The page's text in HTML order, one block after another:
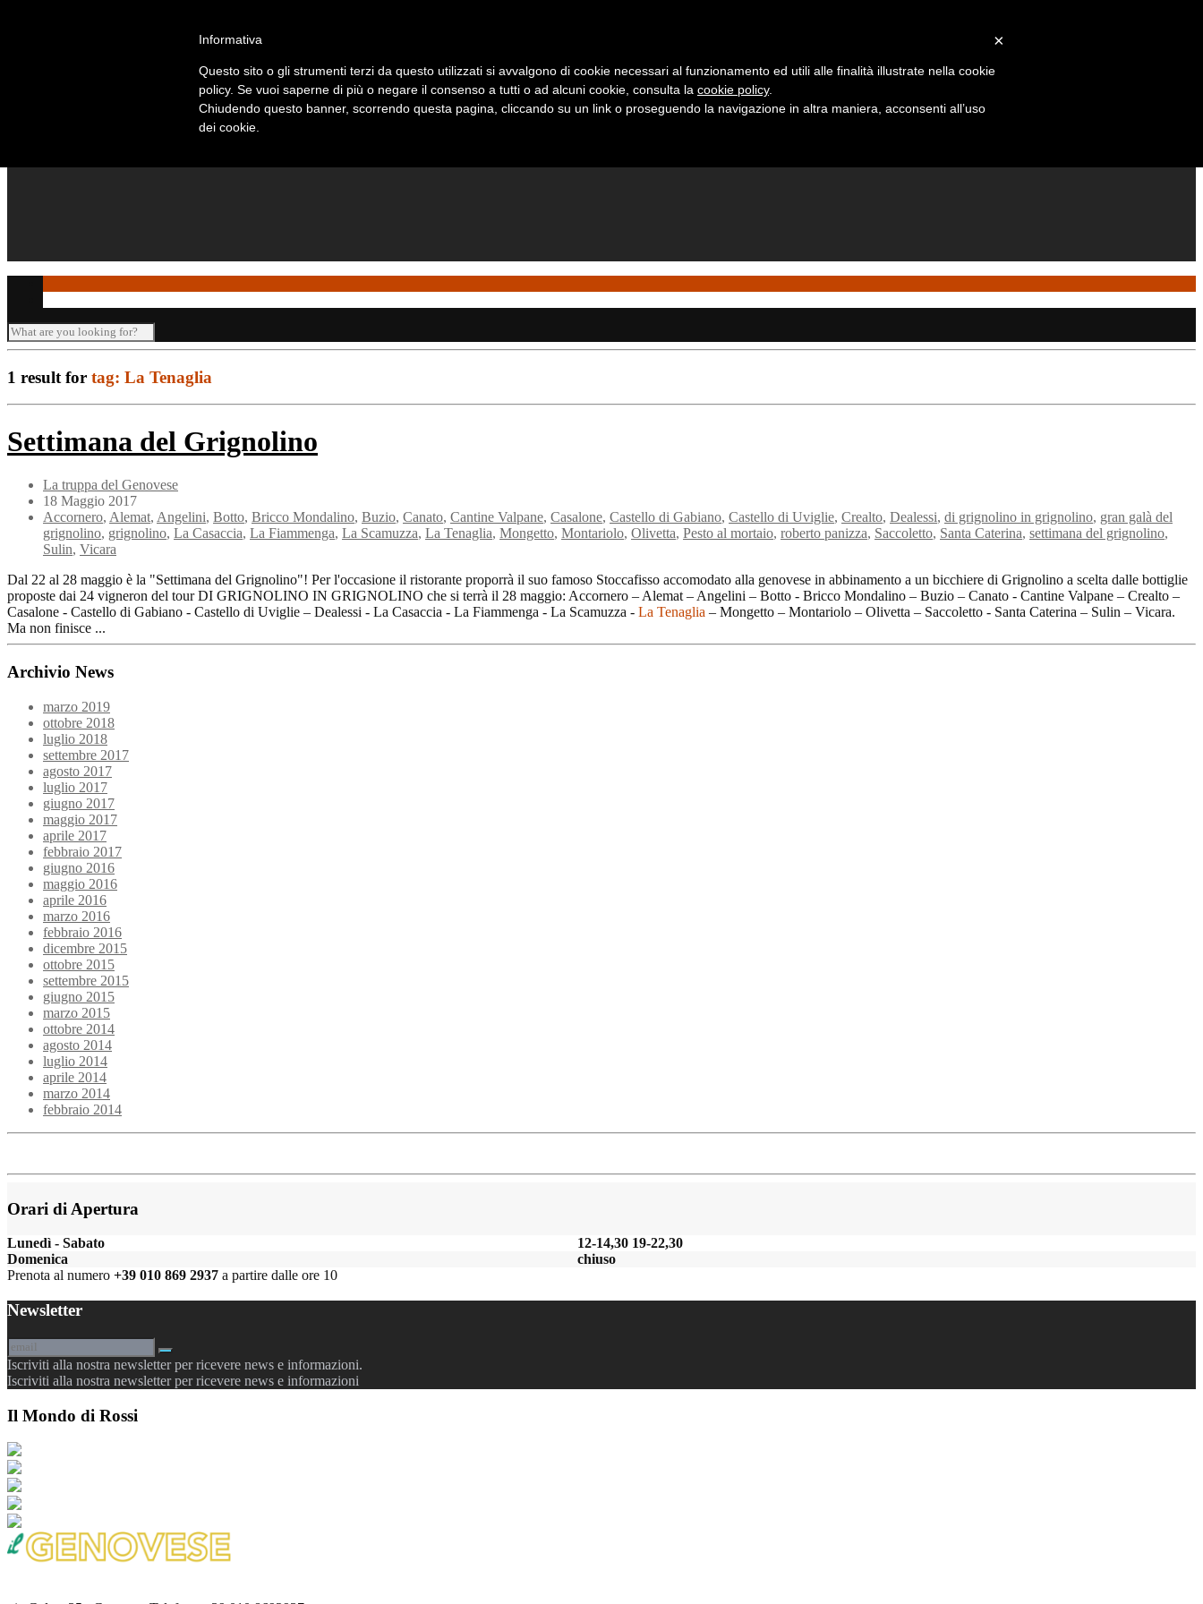
1 result for tag: La Tenaglia
Settimana del Grignolino
La truppa del Genovese
18 Maggio 2017
Accornero, Alemat, Angelini, Botto, Bricco Mondalino, Buzio, Canato, Cantine Valpane, Casalone, Castello di Gabiano, Castello di Uviglie, Crealto, Dealessi, di grignolino in grignolino, gran galà del
grignolino, grignolino, La Casaccia, La Fiammenga, La Scamuzza, La Tenaglia, Mongetto, Montariolo, Olivetta, Pesto al mortaio, roberto panizza, Saccoletto, Santa Caterina, settimana del grignolino,
Sulin, Vicara
Dal 22 al 28 maggio è la "Settimana del Grignolino"! Per l'occasione il ristorante proporrà il suo famoso Stoccafisso accomodato alla genovese in abbinamento a un bicchiere di Grignolino a scelta dalle bottiglie
proposte dai 24 vigneron del tour DI GRIGNOLINO IN GRIGNOLINO che si terrà il 28 maggio: Accornero – Alemat – Angelini – Botto - Bricco Mondalino – Buzio – Canato - Cantine Valpane – Crealto –
Casalone - Castello di Gabiano - Castello di Uviglie – Dealessi - La Casaccia - La Fiammenga - La Scamuzza - La Tenaglia – Mongetto – Montariolo – Olivetta – Saccoletto - Santa Caterina – Sulin – Vicara.
Ma non finisce ...
Archivio News
marzo 2019
ottobre 2018
luglio 2018
settembre 2017
agosto 2017
luglio 2017
giugno 2017
maggio 2017
aprile 2017
febbraio 2017
giugno 2016
maggio 2016
aprile 2016
marzo 2016
febbraio 2016
dicembre 2015
ottobre 2015
settembre 2015
giugno 2015
marzo 2015
ottobre 2014
agosto 2014
luglio 2014
aprile 2014
marzo 2014
febbraio 2014
Orari di Apertura
Lunedì - Sabato
12-14,30 19-22,30
Domenica
chiuso
Prenota al numero +39 010 869 2937 a partire dalle ore 10
Newsletter
Iscriviti alla nostra newsletter per ricevere news e informazioni.
Iscriviti alla nostra newsletter per ricevere news e informazioni
Il Mondo di Rossi
×
Informativa
Questo sito o gli strumenti terzi da questo utilizzati si avvalgono di cookie necessari al funzionamento ed utili alle finalità illustrate nella cookie
policy. Se vuoi saperne di più o negare il consenso a tutti o ad alcuni cookie, consulta la cookie policy.
Chiudendo questo banner, scorrendo questa pagina, cliccando su un link o proseguendo la navigazione in altra maniera, acconsenti all’uso
dei cookie.